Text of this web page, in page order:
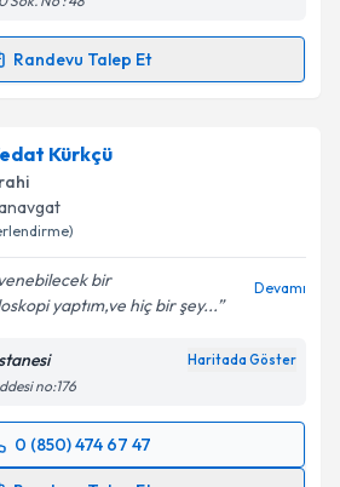
ve kişisel verilerimin belirtilen
kabul ediyorum.
Randevu Talep Et
Talebi
Altuniçin randevu takvimi talebi
uzmandan randevu almanız için bir
e-posta ile bilgilendireceğiz.
işlenmesine ilişkin
Aydınlatma
ve kişisel verilerimin belirtilen
kabul ediyorum.
Kürkçü
bir
yaptım,ve hiç bir şey...
Devamı
Haritada Göster
no:176
0 (850) 474 67 47
Talebi